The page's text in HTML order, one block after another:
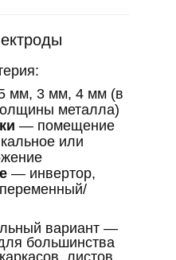
мм, 3 мм, 4 мм (в
металла)
— помещение
или
— инвертор,
вариант —
большинства
листов.